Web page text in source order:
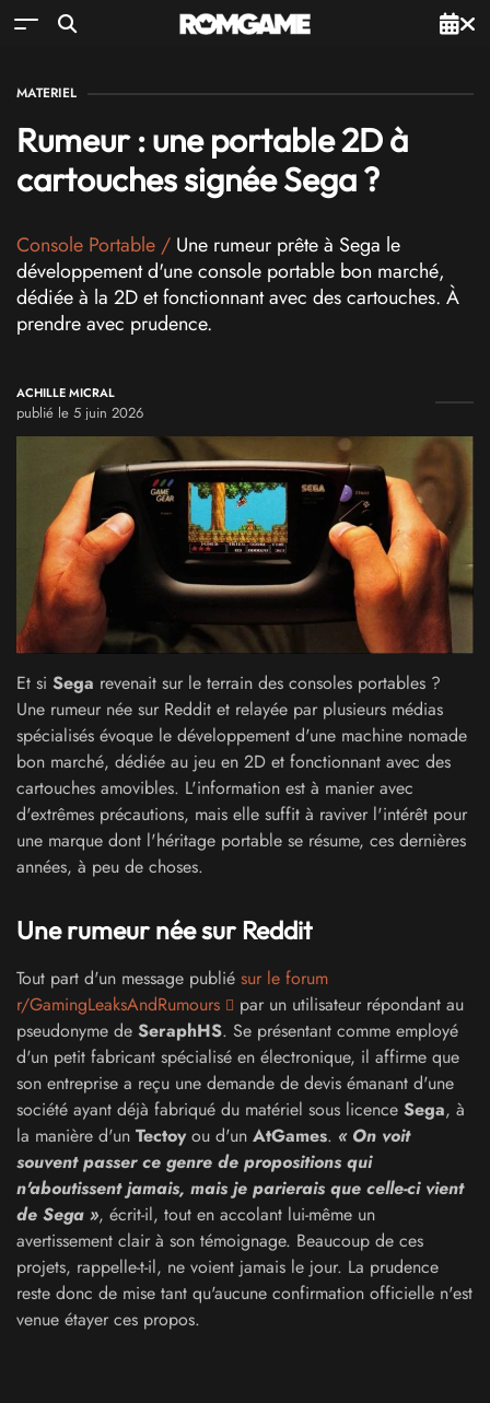
MATERIEL
Rumeur : une portable 2D à
cartouches signée Sega ?
Console Portable / Une rumeur prête à Sega le
développement d'une console portable bon marché,
dédiée à la 2D et fonctionnant avec des cartouches. À
prendre avec prudence.
ACHILLE MICRAL
publié le 5 juin 2026
Et si Sega revenait sur le terrain des consoles portables ?
Une rumeur née sur Reddit et relayée par plusieurs médias
spécialisés évoque le développement d'une machine nomade
bon marché, dédiée au jeu en 2D et fonctionnant avec des
cartouches amovibles. L'information est à manier avec
d'extrêmes précautions, mais elle suffit à raviver l'intérêt pour
une marque dont l'héritage portable se résume, ces dernières
années, à peu de choses.
Une rumeur née sur Reddit
Tout part d'un message publié sur le forum
r/GamingLeaksAndRumours
par un utilisateur répondant au
pseudonyme de SeraphHS. Se présentant comme employé
d'un petit fabricant spécialisé en électronique, il affirme que
son entreprise a reçu une demande de devis émanant d'une
société ayant déjà fabriqué du matériel sous licence Sega, à
la manière d'un Tectoyou d'un AtGames. « On voit
souvent passer ce genre de propositions qui
n'aboutissent jamais, mais je parierais que celle-ci vient
de Sega », écrit-il, tout en accolant lui-même un
avertissement clair à son témoignage. Beaucoup de ces
projets, rappelle-t-il, ne voient jamais le jour. La prudence
reste donc de mise tant qu'aucune confirmation officielle n'est
venue étayer ces propos.